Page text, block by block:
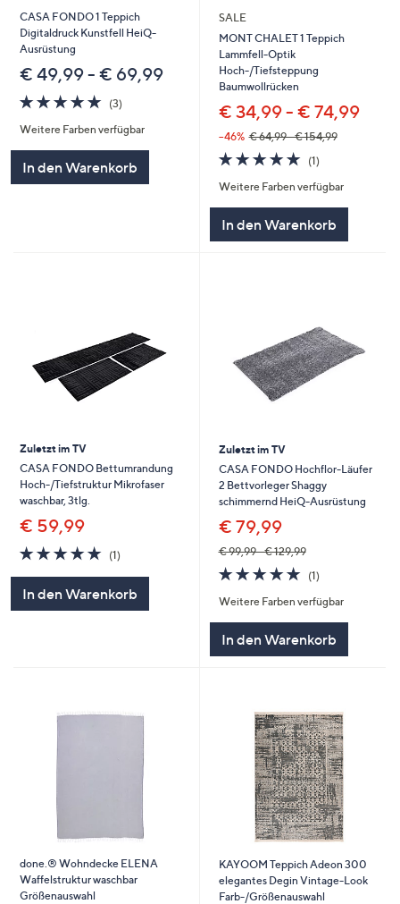
CASA FONDO 1 Teppich
Digitaldruck Kunstfell HeiQ-
Ausrüstung
€ 49,99 - € 69,99
5.0
von
5
(3)
Weitere Farben verfügbar
In den Warenkorb
SALE
MONT CHALET 1 Teppich
Lammfell-Optik
Hoch-/Tiefsteppung
Baumwollrücken
€ 34,99 - € 74,99
--46% € 64,99 - € 154,99
5.0
von
5
(1)
Weitere Farben verfügbar
In den Warenkorb
Zuletzt im TV
CASA FONDO Bettumrandung
Hoch-/Tiefstruktur Mikrofaser
waschbar, 3tlg.
€ 59,99
5.0
von
(1)
In den Warenkorb
Zuletzt im TV
CASA FONDO Hochflor-Läufer
2 Bettvorleger Shaggy
schimmernd HeiQ-Ausrüstung
€ 79,99
€ 99,99 - € 129,99
5.0
von
5
(1)
Weitere Farben verfügbar
In den Warenkorb
done.® Wohndecke ELENA
Waffelstruktur waschbar
Größenauswahl
KAYOOM Teppich Adeon 300
elegantes Degin Vintage-Look
Farb-/Größenauswahl